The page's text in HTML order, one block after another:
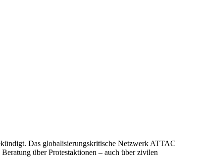
Das globalisierungskritische Netzwerk ATTAC
über Protestaktionen – auch über zivilen